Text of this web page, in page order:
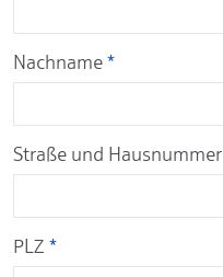
Nachname *
Straße und Hausnummer
PLZ *